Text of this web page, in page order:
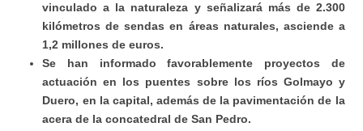
vinculado a la naturaleza y señalizará más de 2.300
kilómetros de sendas en áreas naturales, asciende a
1,2 millones de euros.
Se han informado favorablemente proyectos de
actuación en los puentes sobre los ríos Golmayo y
Duero, en la capital, además de la pavimentación de la
acera de la concatedral de San Pedro.